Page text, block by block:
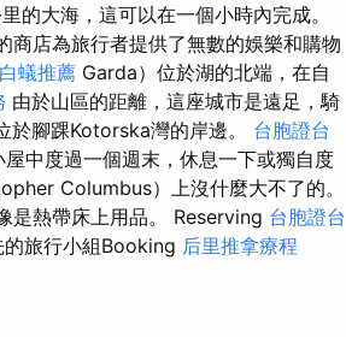
的大海，這可以在一個小時內完成。
商店為旅行者提供了無數的娛樂和購物
蟻推薦 Garda）位於湖的北端，在自
由於山區的距離，這座城市是遠足，騎
於腳踝Kotorska灣的岸邊。 台胞證台
中度過一個週末，休息一下或獨自度
Columbus）上沒什麼大不了的。
是熱帶床上用品。 Reserving 台胞證台
旅行小組Booking 后里推拿療程